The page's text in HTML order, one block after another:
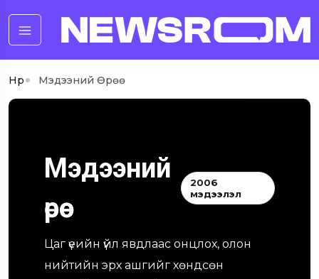
Нүүр Мэдээний Өрөө
Мэдээний
өрөө
2006
мэдээлэл
Цаг үеийн үйл явдлаас онцлох, олон
нийтийн эрх ашгийг хөндсөн